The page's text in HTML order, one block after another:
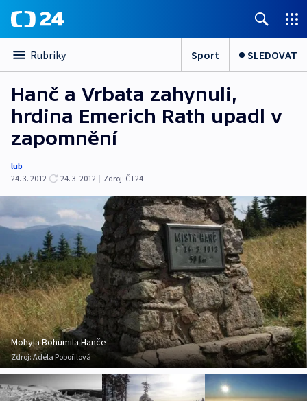
Rubriky Sport SLEDOVAT
Hanč a Vrbata zahynuli,
hrdina Emerich Rath upadl v
zapomnění
lub
24. 3. 2012
24. 3. 2012 | Zdroj: ČT24
Mohyla Bohumila Hanče
Zdroj: Adéla Pobořilová